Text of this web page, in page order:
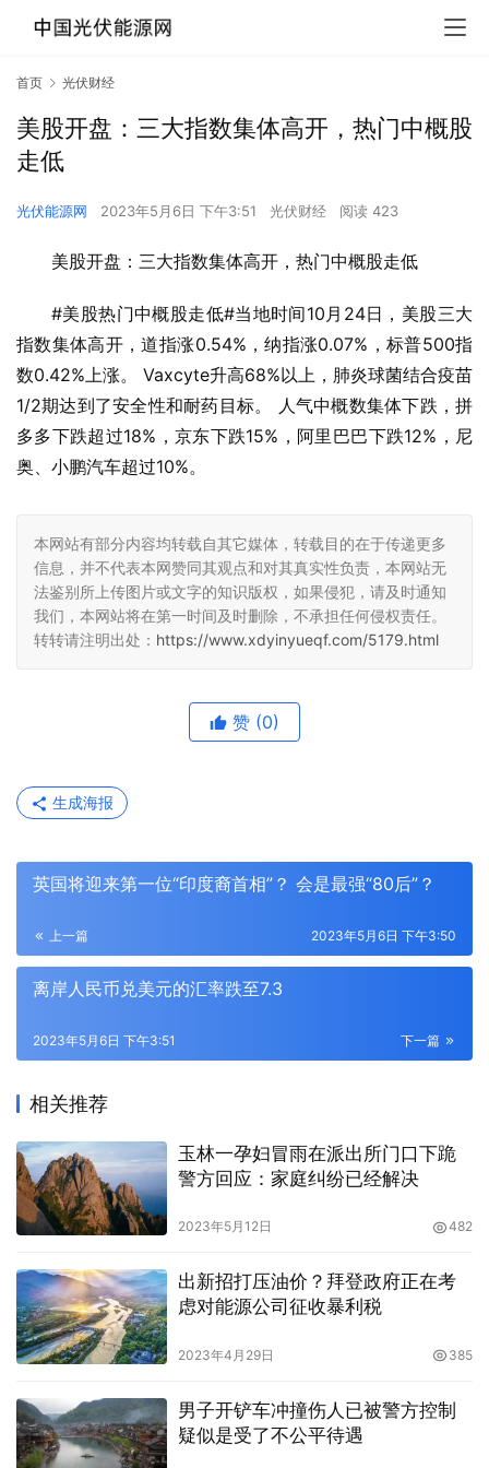
首页 光伏财经
美股开盘：三大指数集体高开，热门中概股
走低
光伏能源网 2023年5月6日 下午3:51 光伏财经 阅读 423
美股开盘：三大指数集体高开，热门中概股走低
#美股热门中概股走低#当地时间10月24日，美股三大
指数集体高开，道指涨0.54%，纳指涨0.07%，标普500指
数0.42%上涨。 Vaxcyte升高68%以上，肺炎球菌结合疫苗
1/2期达到了安全性和耐药目标。 人气中概数集体下跌，拼
多多下跌超过18%，京东下跌15%，阿里巴巴下跌12%，尼
奥、小鹏汽车超过10%。
本网站有部分内容均转载自其它媒体，转载目的在于传递更多
信息，并不代表本网赞同其观点和对其真实性负责，本网站无
法鉴别所上传图片或文字的知识版权，如果侵犯，请及时通知
我们，本网站将在第一时间及时删除，不承担任何侵权责任。
转转请注明出处： https://www.xdyinyueqf.com/5179.html
赞 (0)
生成海报
英国将迎来第一位“印度裔首相”？ 会是最强“80后”？
上一篇 2023年5月6日 下午3:50
离岸人民币兑美元的汇率跌至7.3
下一篇
2023年5月6日 下午3:51
相关推荐
玉林一孕妇冒雨在派出所门口下跪
警方回应：家庭纠纷已经解决
2023年5月12日 482
出新招打压油价？拜登政府正在考
虑对能源公司征收暴利税
2023年4月29日 385
男子开铲车冲撞伤人已被警方控制
疑似是受了不公平待遇